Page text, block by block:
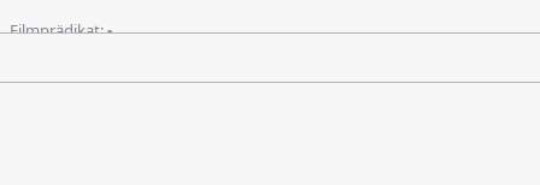
Filmprädikat:-